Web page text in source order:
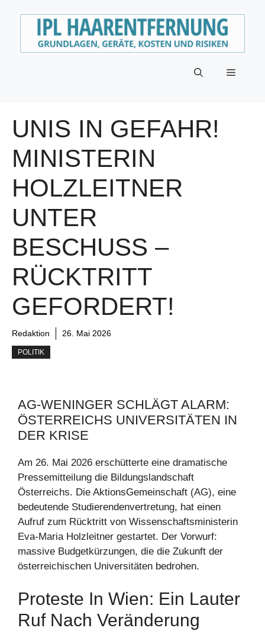
Menü
UNIS IN GEFAHR!
MINISTERIN
HOLZLEITNER
UNTER
BESCHUSS –
RÜCKTRITT
GEFORDERT!
Redaktion 26. Mai 2026
POLITIK
AG-WENINGER SCHLÄGT ALARM:
ÖSTERREICHS UNIVERSITÄTEN IN
DER KRISE
Am 26. Mai 2026 erschütterte eine dramatische
Pressemitteilung die Bildungslandschaft
Österreichs. Die AktionsGemeinschaft (AG), eine
bedeutende Studierendenvertretung, hat einen
Aufruf zum Rücktritt von Wissenschaftsministerin
Eva-Maria Holzleitner gestartet. Der Vorwurf:
massive Budgetkürzungen, die die Zukunft der
österreichischen Universitäten bedrohen.
Proteste In Wien: Ein Lauter
Ruf Nach Veränderung